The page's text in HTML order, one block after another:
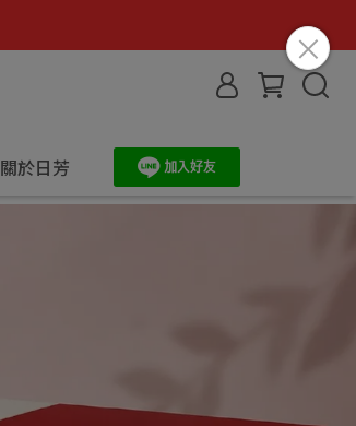
關於日芳